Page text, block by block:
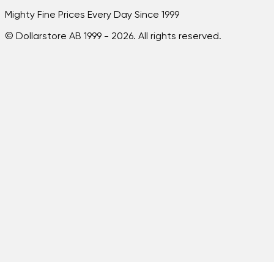
Mighty Fine Prices Every Day Since 1999
© Dollarstore AB 1999 - 2026. All rights reserved.